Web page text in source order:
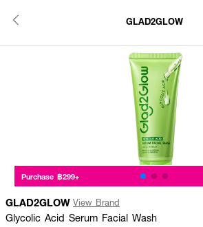
GLAD2GLOW
Purchase ฿299+
GLAD2GLOW View Brand
Glycolic Acid Serum Facial Wash